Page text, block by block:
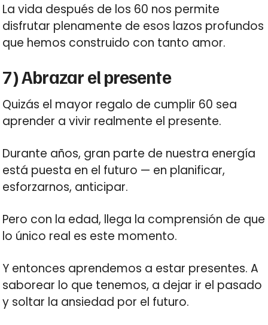
La vida después de los 60 nos permite
disfrutar plenamente de esos lazos profundos
que hemos construido con tanto amor.
7) Abrazar el presente
Quizás el mayor regalo de cumplir 60 sea
aprender a vivir realmente el presente.
Durante años, gran parte de nuestra energía
está puesta en el futuro — en planificar,
esforzarnos, anticipar.
Pero con la edad, llega la comprensión de que
lo único real es este momento.
Y entonces aprendemos a estar presentes. A
saborear lo que tenemos, a dejar ir el pasado
y soltar la ansiedad por el futuro.